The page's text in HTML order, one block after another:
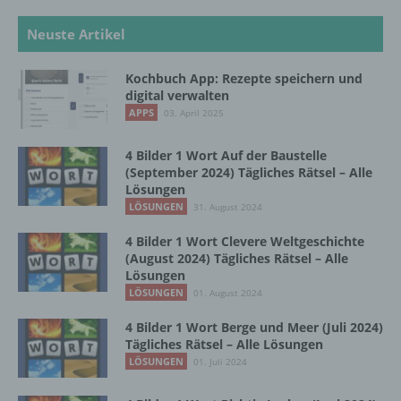
Neuste Artikel
Kochbuch App: Rezepte speichern und
digital verwalten
APPS 03. April 2025
4 Bilder 1 Wort Auf der Baustelle
(September 2024) Tägliches Rätsel – Alle
Lösungen
LÖSUNGEN 31. August 2024
4 Bilder 1 Wort Clevere Weltgeschichte
(August 2024) Tägliches Rätsel – Alle
Lösungen
LÖSUNGEN 01. August 2024
4 Bilder 1 Wort Berge und Meer (Juli 2024)
Tägliches Rätsel – Alle Lösungen
LÖSUNGEN 01. Juli 2024
b) betroffene Person
Betroffene Person ist jede identifizierte oder
identifizierbare natürliche Person, deren
personenbezogene Daten von dem für die
werden.
c) Verarbeitung
Verarbeitung ist jeder mit oder ohne Hilfe
automatisierter Verfahren ausgeführte
Vorgang oder jede solche Vorgangsreihe im
Daten wie das Erheben, das Erfassen, die
Organisation, das Ordnen, die Speicherung,
die Anpassung oder Veränderung, das